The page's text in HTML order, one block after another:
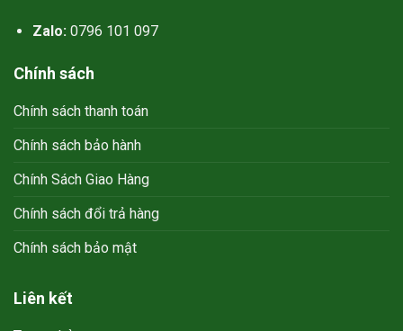
Zalo:0796 101 097
Chính sách
Chính sách thanh toán
Chính sách bảo hành
Chính Sách Giao Hàng
Chính sách đổi trả hàng
Chính sách bảo mật
Liên kết